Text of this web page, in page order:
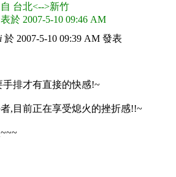
台北<-->新竹
於 2007-5-10 09:46 AM
於 2007-5-10 09:39 AM 發表
排才有直接的快感!~
,目前正在享受熄火的挫折感!!~